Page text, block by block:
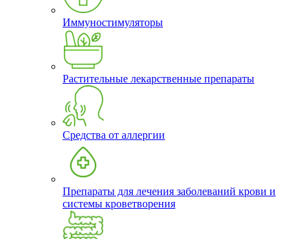
Иммуностимуляторы
Растительные лекарственные препараты
Средства от аллергии
Препараты для лечения заболеваний крови и
системы кроветворения